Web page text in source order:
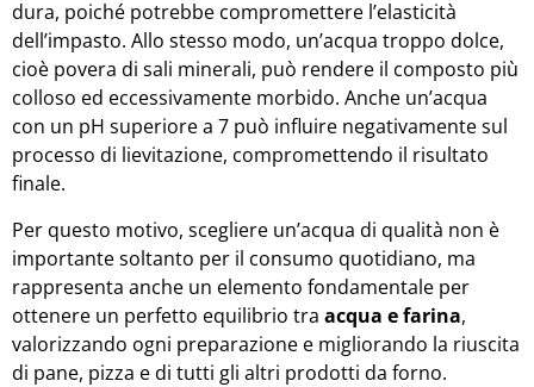
dura, poiché potrebbe compromettere l’elasticità
dell’impasto. Allo stesso modo, un’acqua troppo dolce,
cioè povera di sali minerali, può rendere il composto più
colloso ed eccessivamente morbido. Anche un’acqua
con un pH superiore a 7 può influire negativamente sul
processo di lievitazione, compromettendo il risultato
finale.
Per questo motivo, scegliere un’acqua di qualità non è
importante soltanto per il consumo quotidiano, ma
rappresenta anche un elemento fondamentale per
ottenere un perfetto equilibrio tra acqua e farina,
valorizzando ogni preparazione e migliorando la riuscita
di pane, pizza e di tutti gli altri prodotti da forno.